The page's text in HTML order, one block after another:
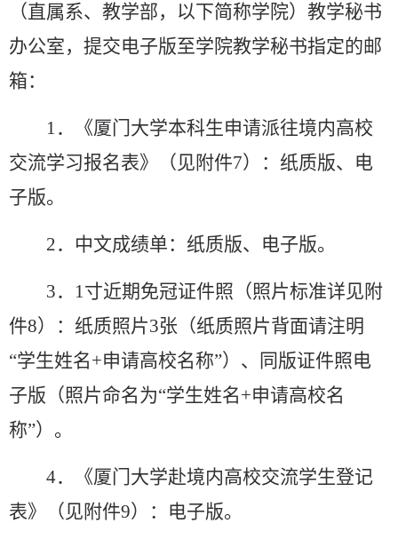
（直属系、教学部，以下简称学院） 教学秘书
办公室，提交电子版至学院教学秘书指定的邮
箱：
1．
《厦门大学本科生申请派往境内高校
交流学习报名表》（见附件7）：纸质版、电
子版。
2． 中文成绩单：纸质版、电子版。
3． 1寸近期免冠证件照（照片标准详见附
件8）：纸质照片3张（纸质照片背面请注明
“学生姓名+申请高校名称”）、同版证件照电
子版（照片命名为“学生姓名+申请高校名
称”）。
4．
《厦门大学赴境内高校交流学生登记
表》（见附件9）：电子版。